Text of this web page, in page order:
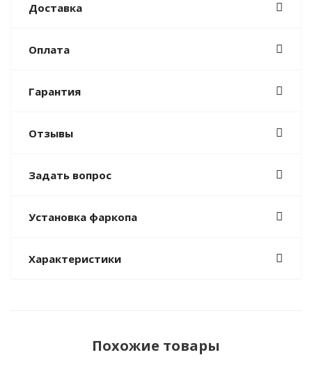
Доставка
Оплата
Гарантия
Отзывы
Задать вопрос
Установка фаркопа
Характеристики
Похожие товары